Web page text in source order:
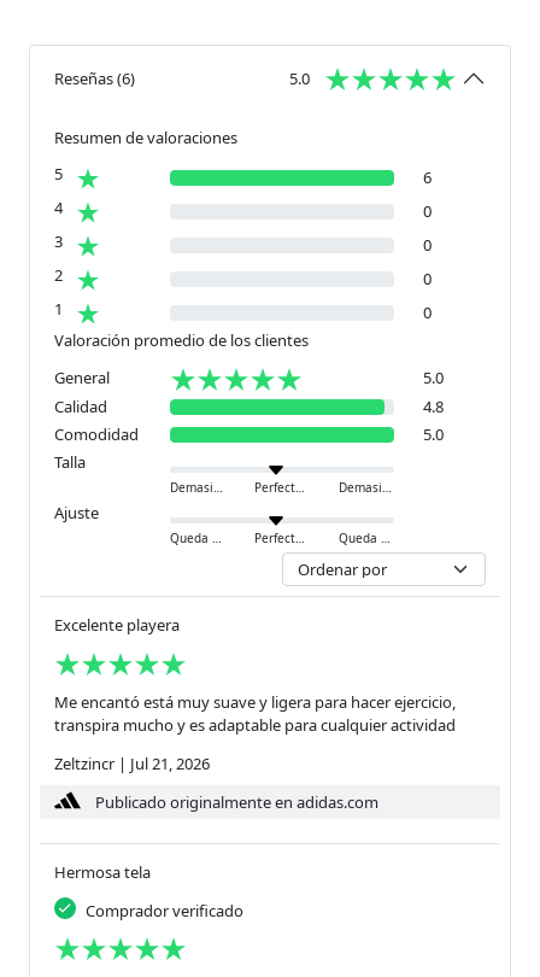
Reseñas(6) 5.0
Resumen de valoraciones
5
6
4
0
3
0
2
0
1
0
Valoración promedio de los clientes
General
5.0
Calidad
4.8
Comodidad
5.0
Talla
Demasiado pequeño Perfecto Demasiado grande
Ajuste
Queda ajustado Perfecto Queda holgado
Excelente playera
Me encantó está muy suave y ligera para hacer ejercicio,
transpira mucho y es adaptable para cualquier actividad
Zeltzincr | Jul 21, 2026
Publicado originalmente en adidas.com
Hermosa tela
Comprador verificado